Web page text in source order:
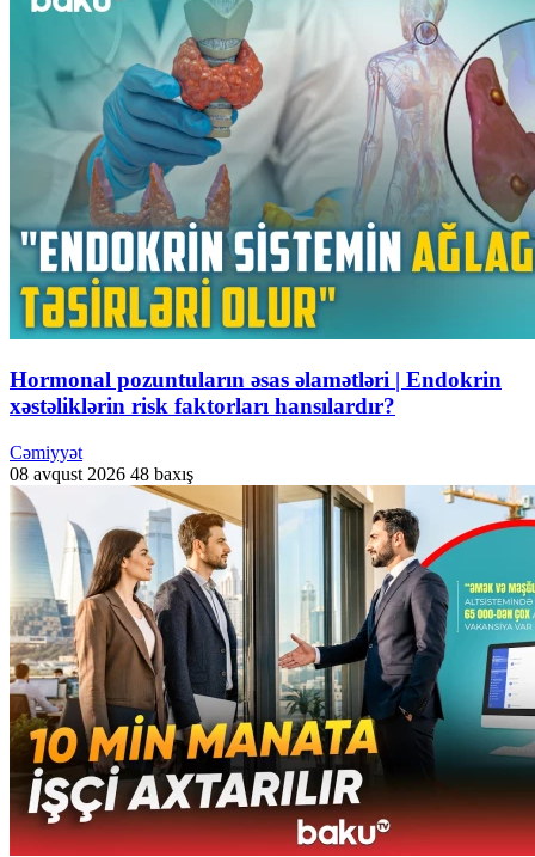
Hormonal pozuntuların əsas əlamətləri | Endokrin
xəstəliklərin risk faktorları hansılardır?
Cəmiyyət
08 avqust 2026 48 baxış